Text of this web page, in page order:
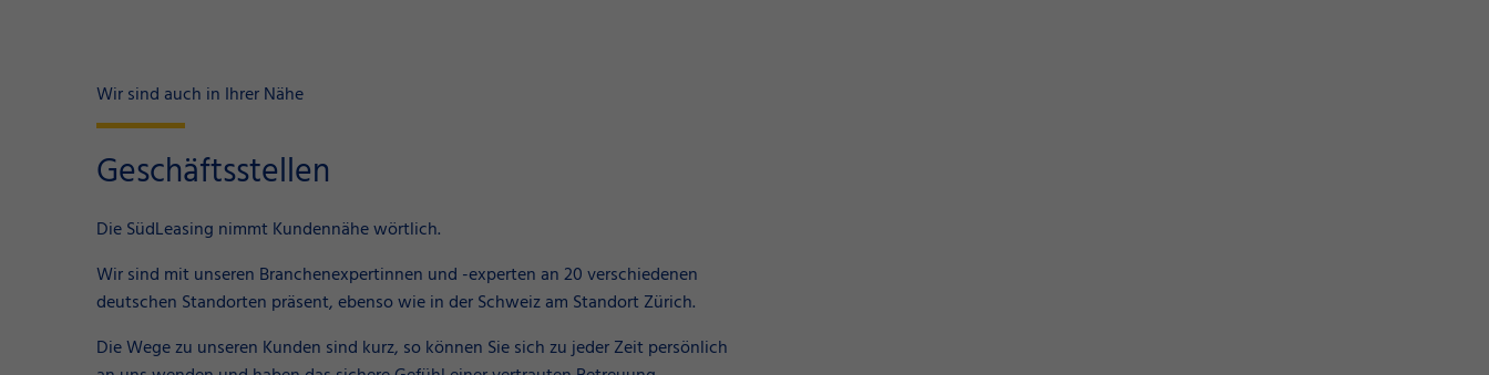
Wir sind auch in Ihrer Nähe
Geschäftsstellen
Die SüdLeasing nimmt Kundennähe wörtlich.
Wir sind mit unseren Branchenexpertinnen und -experten an 20 verschiedenen
deutschen Standorten präsent, ebenso wie in der Schweiz am Standort Zürich.
Die Wege zu unseren Kunden sind kurz, so können Sie sich zu jeder Zeit persönlich